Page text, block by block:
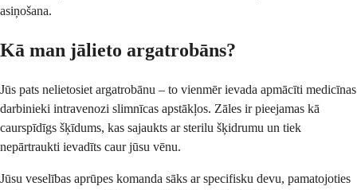
asiņošana.
Kā man jālieto argatrobāns?
Jūs pats nelietosiet argatrobānu – to vienmēr ievada apmācīti medicīnas
darbinieki intravenozi slimnīcas apstākļos. Zāles ir pieejamas kā
caurspīdīgs šķīdums, kas sajaukts ar sterilu šķidrumu un tiek
nepārtraukti ievadīts caur jūsu vēnu.
Jūsu veselības aprūpes komanda sāks ar specifisku devu, pamatojoties